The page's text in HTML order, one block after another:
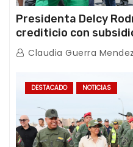
Presidenta Delcy
crediticio con
con Juntas de
Claudia Guerra Mendez
DESTACADO NOTICIAS